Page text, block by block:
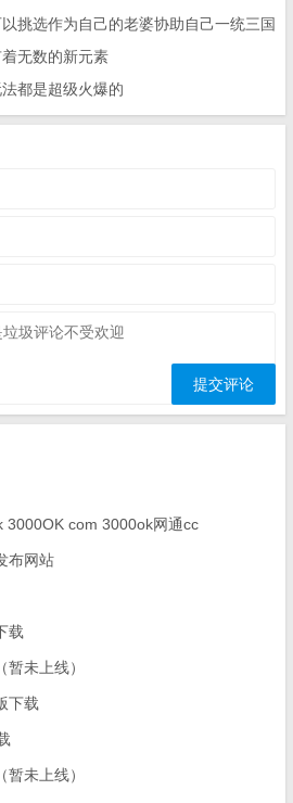
挑选作为自己的老婆协助自己一统三国
无数的新元素
都是超级火爆的
3000OK com 3000ok网通cc
布网站
载
未上线）
下载
未上线）